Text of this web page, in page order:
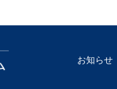
お知らせ